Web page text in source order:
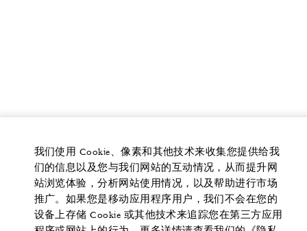
我们使用 Cookie、像素和其他技术来收集您提供给我
们的信息以及您与我们网站的互动情况，从而提升网
站浏览体验，分析网站使用情况，以及帮助进行市场
推广。如果您是移动应用程序用户，我们不会在您的
设备上存储 Cookie 或其他技术来追踪您在第三方应用